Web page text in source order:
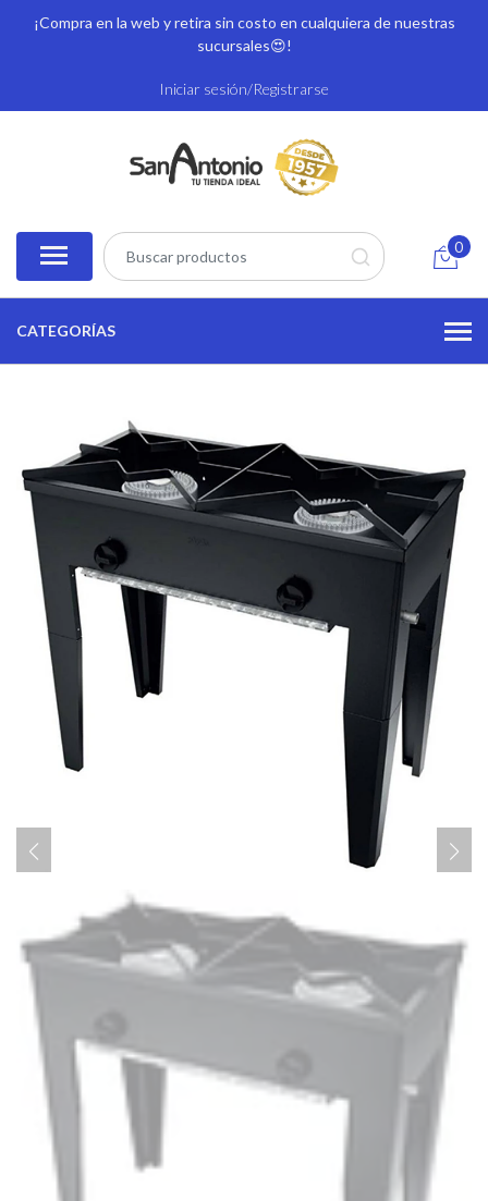
¡Compra en la web y retira sin costo en cualquiera de nuestras
sucursales😍!
Iniciar sesión/Registrarse
0
CATEGORÍAS